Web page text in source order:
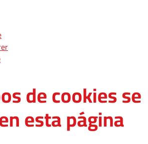
de cookies se
esta página